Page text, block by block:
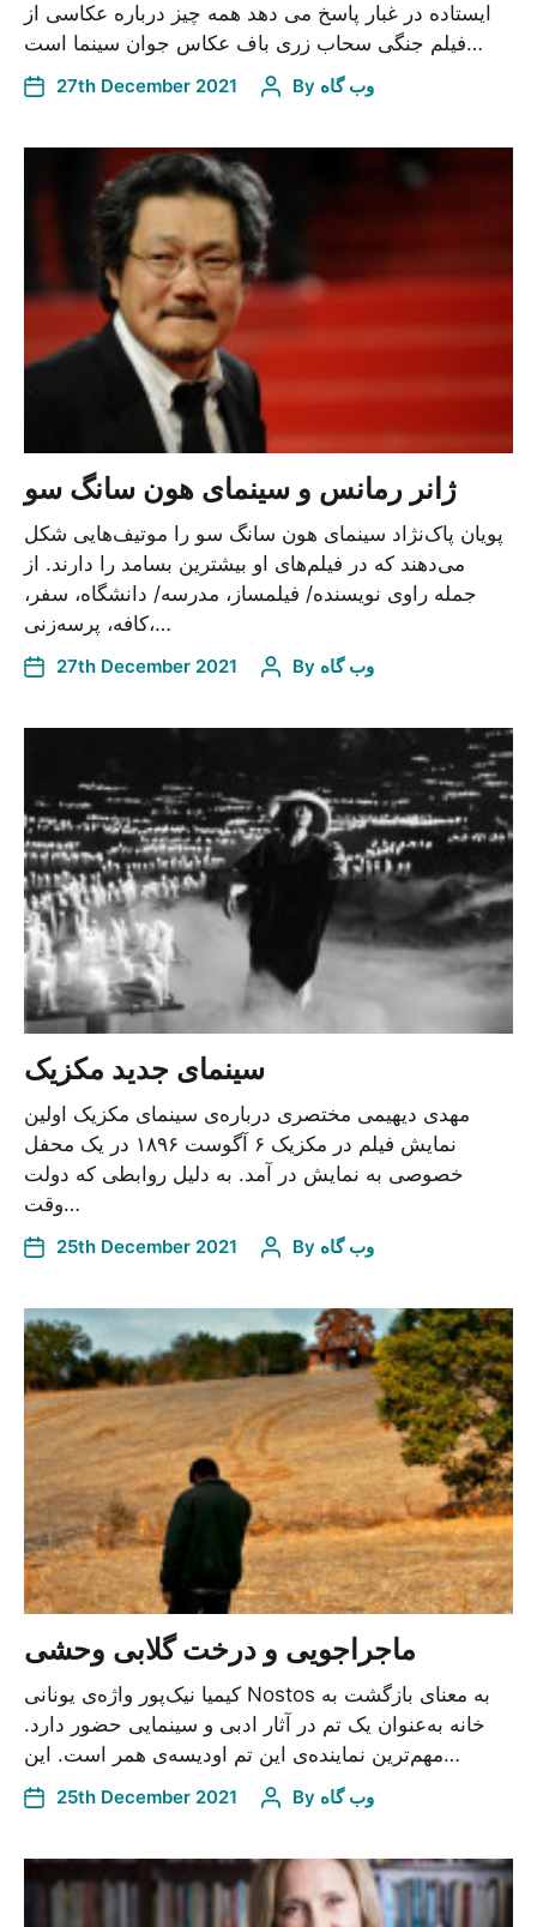
ایستاده در غبار پاسخ می دهد همه چیز درباره عکاسی از
فیلم جنگی سحاب زری باف عکاس جوان سینما است…
27th December 2021 By وب گاه
ژانر رمانس و سینمای هون سانگ سو
پویان پاک‌نژاد سینمای هون سانگ سو را موتیف‌هایی‌ شکل
می‌دهند که در فیلم‌های او بیشترین بسامد را دارند. از
جمله راوی نویسنده/ فیلمساز، مدرسه/ دانشگاه، سفر،
کافه، پرسه‌زنی،…
27th December 2021 By وب گاه
سینمای جدید مکزیک
مهدی دیهیمی مختصری درباره‌ی سینمای مکزیک اولین
نمایش فیلم در مکزیک ۶ آگوست ۱۸۹۶ در یک محفل
خصوصی به نمایش در آمد. به دلیل روابطی که دولت
وقت…
25th December 2021 By وب گاه
ماجراجویی و درخت گلابی وحشی
کیمیا نیک‌پور واژه‌ی یونانی Nostos به معنای بازگشت به
خانه به‌عنوان یک تم در آثار ادبی و سینمایی حضور دارد.
مهم‌ترین نماینده‌ی این تم اودیسه‌ی همر است. این…
25th December 2021 By وب گاه